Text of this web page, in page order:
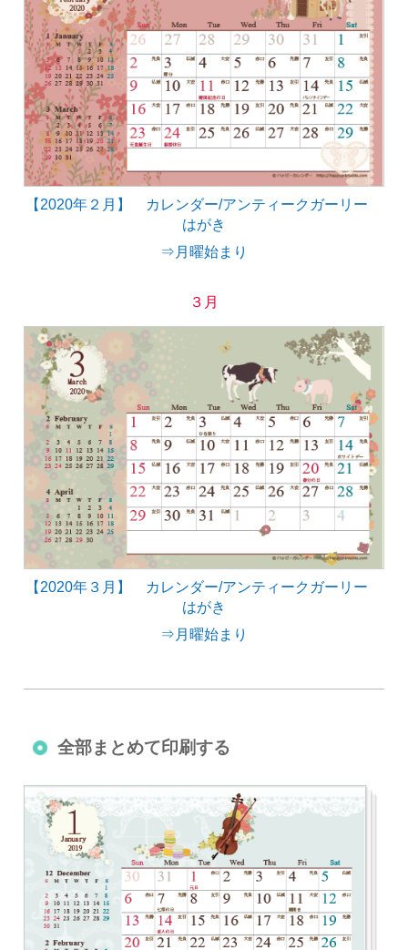
【2020年２月】 カレンダー/アンティークガーリー
はがき
⇒月曜始まり
３月
【2020年３月】 カレンダー/アンティークガーリー
はがき
⇒月曜始まり
全部まとめて印刷する